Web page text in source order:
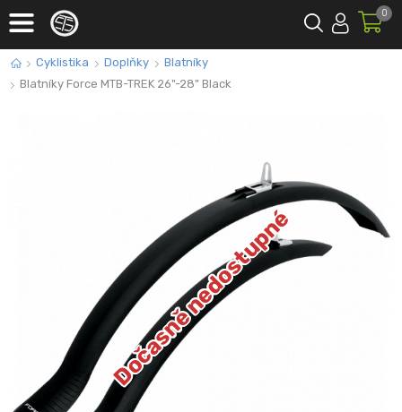
0
Cyklistika Doplňky
Blatníky
Blatníky Force MTB-TREK 26"-28" Black
Dočasně nedostupné